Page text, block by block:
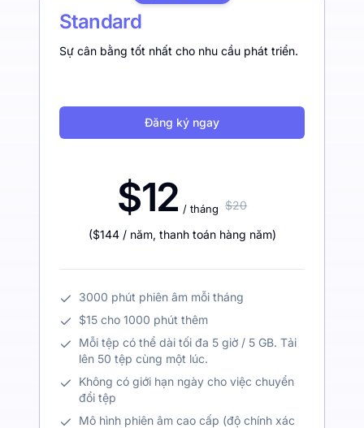
Standard
Sự cân bằng tốt nhất cho nhu cầu phát triển.
Đăng ký ngay
$12 / tháng $20
($144 / năm, thanh toán hàng năm)
3000 phút phiên âm mỗi tháng
$15 cho 1000 phút thêm
Mỗi tệp có thể dài tối đa 5 giờ / 5 GB. Tải
lên 50 tệp cùng một lúc.
Không có giới hạn ngày cho việc chuyển
đổi tệp
Mô hình phiên âm cao cấp (độ chính xác